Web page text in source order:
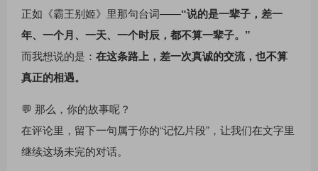
正如《霸王别姬》里那句台词——“说的是一辈子，差一
年、一个月、一天、一个时辰，都不算一辈子。”
而我想说的是： 在这条路上，差一次真诚的交流，也不算
真正的相遇。
💬 那么，你的故事呢？
在评论里，留下一句属于你的“记忆片段”，让我们在文字里
继续这场未完的对话。